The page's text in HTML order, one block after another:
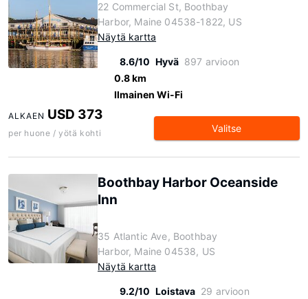
22 Commercial St, Boothbay
Harbor, Maine 04538-1822, US
Näytä kartta
8.6/10 Hyvä 897 arvioon
0.8 km
Ilmainen Wi-Fi
ALKAEN USD 373
per huone / yötä kohti Valitse
Boothbay Harbor Oceanside
Inn
35 Atlantic Ave, Boothbay
Harbor, Maine 04538, US
Näytä kartta
9.2/10 Loistava 29 arvioon